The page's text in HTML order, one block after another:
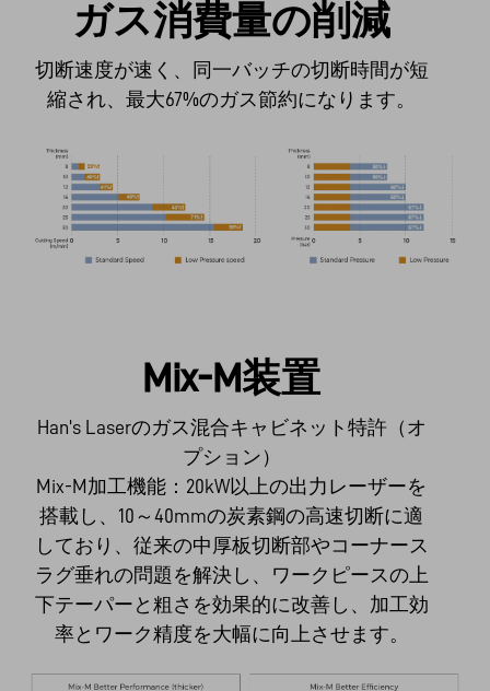
ガス消費量の削減
切断速度が速く、同一バッチの切断時間が短
縮され、最大67%のガス節約になります。
Mix-M装置
Han's Laserのガス混合キャビネット特許（オ
プション）
Mix-M加工機能：20kW以上の出力レーザーを
搭載し、10～40mmの炭素鋼の高速切断に適
しており、従来の中厚板切断部やコーナース
ラグ垂れの問題を解決し、ワークピースの上
下テーパーと粗さを効果的に改善し、加工効
率とワーク精度を大幅に向上させます。